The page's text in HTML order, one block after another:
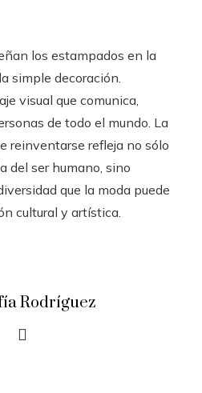
los estampados en la
simple decoración.
visual que comunica,
de todo el mundo. La
reinventarse refleja no sólo
del ser humano, sino
que la moda puede
cultural y artística.
Rodríguez